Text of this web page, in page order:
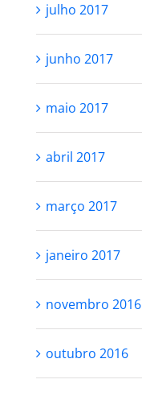
julho 2017
junho 2017
maio 2017
abril 2017
março 2017
janeiro 2017
novembro 2016
outubro 2016